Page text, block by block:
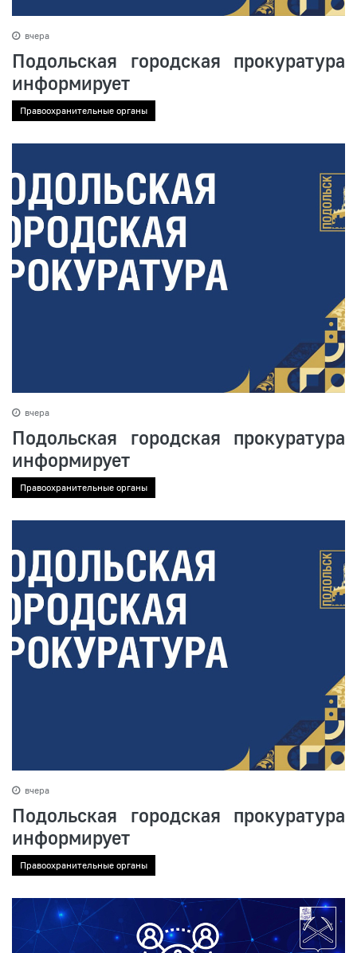
вчера
Подольская городская прокуратура
информирует
Правоохранительные органы
вчера
Подольская городская прокуратура
информирует
Правоохранительные органы
вчера
Подольская городская прокуратура
информирует
Правоохранительные органы